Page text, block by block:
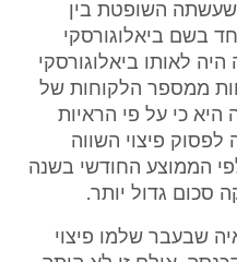
שעשתה השופטת בין
בשם ביאלוגורסקי
לאותו ביאלוגורסקי
ממספר הלקוחות של
כי על פי הראיות
פיצוי השווה
לפי הממוצע החודשי בשנה
סכום גדול יותר.
שבעבר שלמו פיצוי